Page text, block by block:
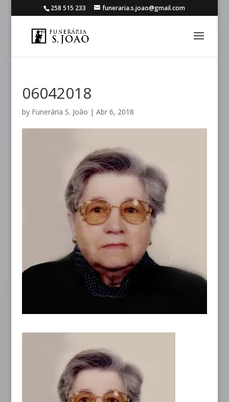
258 515 233 funeraria.s.joao@gmail.com
06042018
by Funerária S. João | Abr 6, 2018